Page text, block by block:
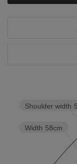
Width 58cm
Shoulder width